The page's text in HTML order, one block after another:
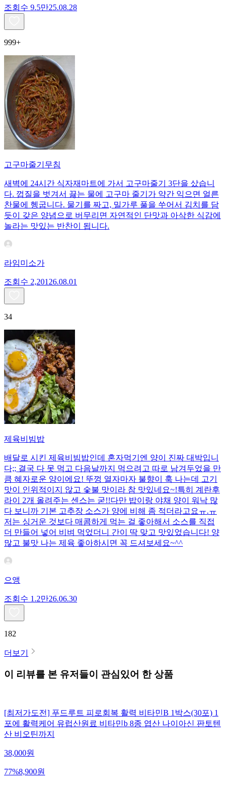
조회수 9.5만25.08.28
999+
고구마줄기무침
새벽에 24시간 식자재마트에 가서 고구마줄기 3단을 샀습니
다. 껍질을 벗겨서 끓는 물에 고구마 줄기가 약간 익으면 얼른
찬물에 헹굽니다. 물기를 짜고, 밀가루 풀을 쑤어서 김치를 담
듯이 갖은 양념으로 버무리면 자연적인 단맛과 아삭한 식감에
놀라는 맛있는 반찬이 됩니다.
라임미소가
조회수 2,201 26.08.01
34
제육비빔밥
배달로 시킨 제육비빔밥인데 혼자먹기엔 양이 진짜 대박입니
다;; 결국 다 못 먹고 다음날까지 먹으려고 따로 남겨두었을 만
큼 혜자로운 양이에요! 뚜껑 열자마자 불향이 훅 나는데 고기
맛이 인위적이지 않고 숯불 맛이라 참 맛있네요~!특히 계란후
라이 2개 올려주는 센스는 굳!! ​다만 밥이랑 야채 양이 워낙 많
다 보니까 기본 고추장 소스가 양에 비해 좀 적더라고요ㅠ.ㅠ
저는 싱거운 것보다 매콤하게 먹는 걸 좋아해서 소스를 직접
더 만들어 넣어 비벼 먹었더니 간이 딱 맞고 맛있었습니다! 양
많고 불맛 나는 제육 좋아하시면 꼭 드셔보세요~^^
으앵
조회수 1.2만26.06.30
182
더보기
이 리뷰를 본 유저들이 관심있어 한 상품
[최저가도전] 푸드루트 피로회복 활력 비타민B 1박스(30포) 1
포에 활력케어 유럽산원료 비타민b 8종 엽산 나이아신 판토텐
산 비오틴까지
38,000원
77%8,900원